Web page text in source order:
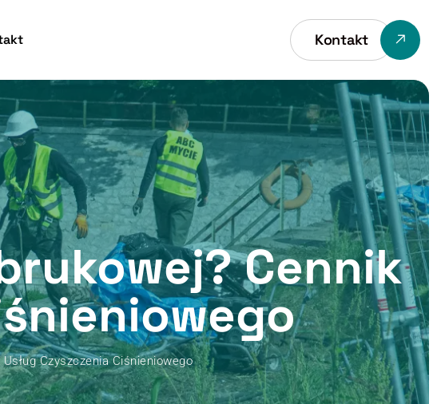
Kontakt
Cennik
Czyszczenia Ciśnieniowego